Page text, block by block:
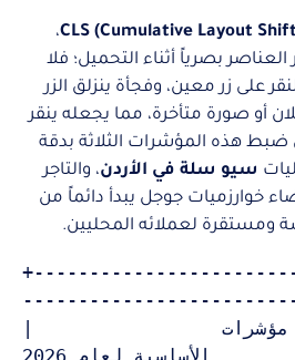
CLS (Cumulative Layout،
بصرياً أثناء التحميل؛ فلا
على زر معين، وفجأة ينزلق الزر
أو صورة متأخرة، مما يجعله ينقر
ضبط هذه المؤشرات الثلاثة بدقة
سيو سلة في الأردن، والتاجر
خوارزميات جوجل يبدأ دائماً من
ومستقرة لعملائه المحليين.